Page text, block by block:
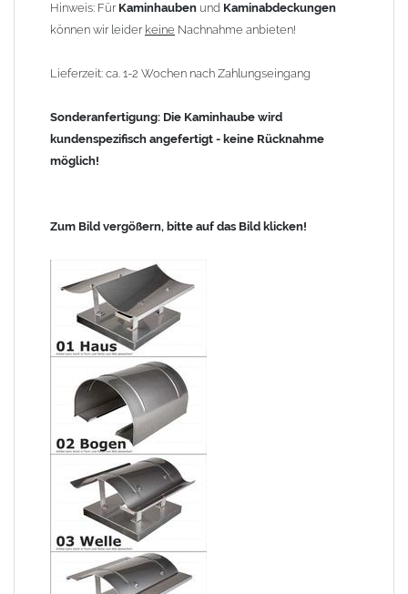
Hinweis: Für Kaminhauben und Kaminabdeckungen
können wir leider keine Nachnahme anbieten!
Lieferzeit: ca. 1-2 Wochen nach Zahlungseingang
Sonderanfertigung: Die Kaminhaube wird
kundenspezifisch angefertigt - keine Rücknahme
möglich!
Zum Bild vergößern, bitte auf das Bild klicken!